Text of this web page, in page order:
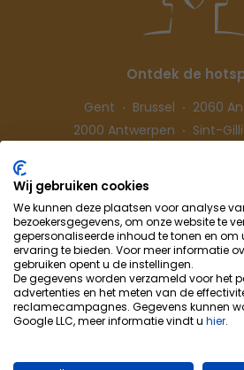
Ontdek de
Gent Brussel
2060
2000 Antwerpen
Sint-
Volg ons
Info & Contact
Wij gebruiken cookies
We kunnen deze plaatsen voor analyse
bezoekersgegevens, om onze website te
gepersonaliseerde inhoud te tonen en om
ervaring te bieden. Voor meer informatie
gebruiken opent u de instellingen.
De gegevens worden verzameld voor het
advertenties en het meten van de
reclamecampagnes. Gegevens kunnen
Google LLC, meer informatie vindt u hier.